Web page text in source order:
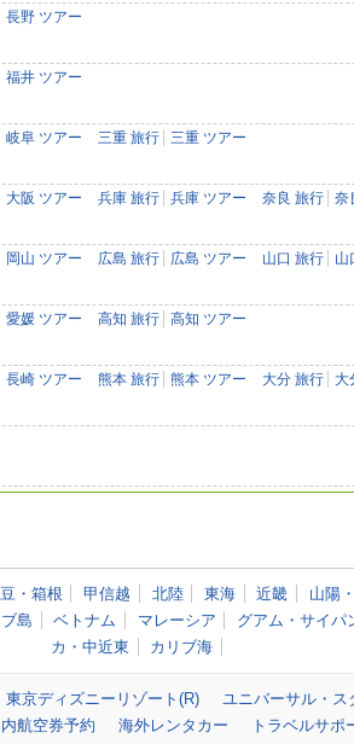
長野 ツアー
福井 ツアー
岐阜 ツアー 三重 旅行 三重 ツアー
大阪 ツアー 兵庫 旅行 兵庫 ツアー 奈良 旅行 奈
岡山 ツアー 広島 旅行 広島 ツアー 山口 旅行 山
愛媛 ツアー 高知 旅行 高知 ツアー
長崎 ツアー 熊本 旅行 熊本 ツアー 大分 旅行 大
・箱根 甲信越 北陸 東海 近畿 山陽
島 ベトナム マレーシア グアム・サイパ
カ・中近東
カリブ海
東京ディズニーリゾート(R) ユニバーサル・ス
内航空券予約
海外レンタカー トラベルサポ